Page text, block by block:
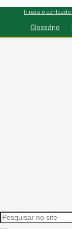
Ir para o conteúdo
Glossário